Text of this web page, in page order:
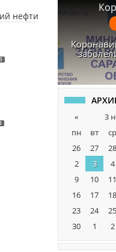
нефти
« 3
пн
вт ср
26
27 28
2
3 4
9
10 11
16
17 18
23
24 25
30
1 2